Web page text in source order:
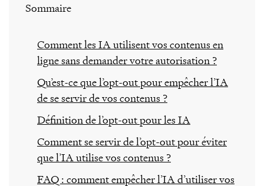
Sommaire
Comment les IA utilisent vos contenus en
ligne sans demander votre autorisation ?
Qu’est-ce que l’opt-out pour empêcher l’IA
de se servir de vos contenus ?
Définition de l’opt-out pour les IA
Comment se servir de l’opt-out pour éviter
que l’IA utilise vos contenus ?
FAQ : comment empêcher l’IA d’utiliser vos